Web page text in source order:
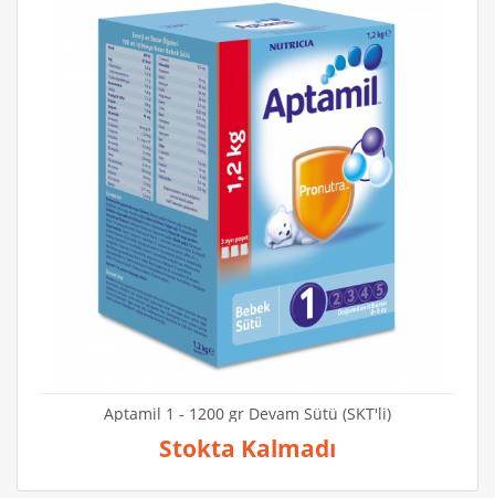
Aptamil 1 - 1200 gr Devam Sütü (SKT'li)
Stokta Kalmadı